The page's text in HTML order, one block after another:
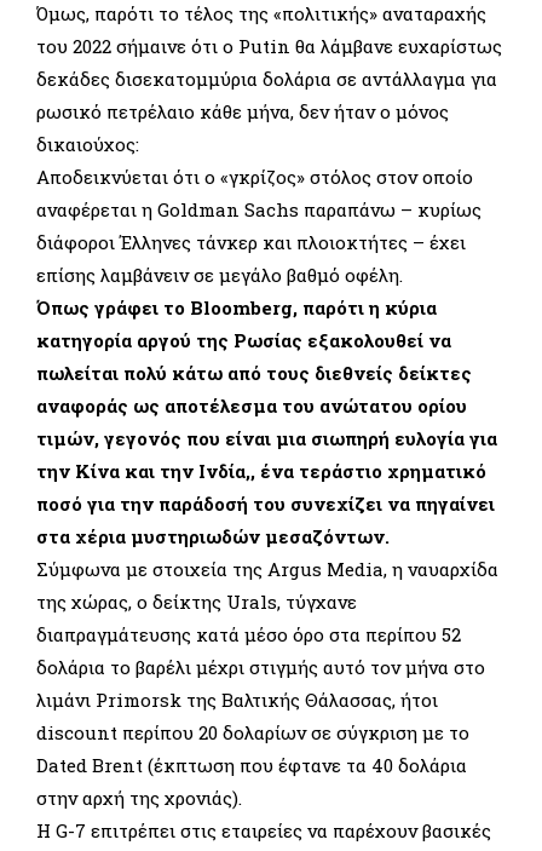
Όμως, παρότι το τέλος της «πολιτικής» αναταραχής
του 2022 σήμαινε ότι ο Putin θα λάμβανε ευχαρίστως
δεκάδες δισεκατομμύρια δολάρια σε αντάλλαγμα για
ρωσικό πετρέλαιο κάθε μήνα, δεν ήταν ο μόνος
δικαιούχος:
Αποδεικνύεται ότι o «γκρίζος» στόλος στον οποίο
αναφέρεται η Goldman Sachs παραπάνω – κυρίως
διάφοροι Έλληνες τάνκερ και πλοιοκτήτες – έχει
επίσης λαμβάνειν σε μεγάλο βαθμό οφέλη.
Όπως γράφει το Bloomberg, παρότι η κύρια
κατηγορία αργού της Ρωσίας εξακολουθεί να
πωλείται πολύ κάτω από τους διεθνείς δείκτες
αναφοράς ως αποτέλεσμα του ανώτατου ορίου
τιμών, γεγονός που είναι μια σιωπηρή ευλογία για
την Κίνα και την Ινδία,, ένα τεράστιο χρηματικό
ποσό για την παράδοσή του συνεχίζει να πηγαίνει
στα χέρια μυστηριωδών μεσαζόντων.
Σύμφωνα με στοιχεία της Argus Media, η ναυαρχίδα
της χώρας, ο δείκτης Urals, τύγχανε
διαπραγμάτευσης κατά μέσο όρο στα περίπου 52
δολάρια το βαρέλι μέχρι στιγμής αυτό τον μήνα στο
λιμάνι Primorsk της Βαλτικής Θάλασσας, ήτοι
discount περίπου 20 δολαρίων σε σύγκριση με το
Dated Brent (έκπτωση που έφτανε τα 40 δολάρια
στην αρχή της χρονιάς).
Η G-7 επιτρέπει στις εταιρείες να παρέχουν βασικές